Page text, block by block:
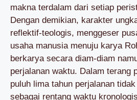
makna terdalam dari setiap
Dengan demikian, karakter
reflektif-teologis, menggeser
usaha manusia menuju karya
berkarya secara diam-diam
perjalanan waktu. Dalam terang
puluh lima tahun perjalanan
sebagai rentang waktu